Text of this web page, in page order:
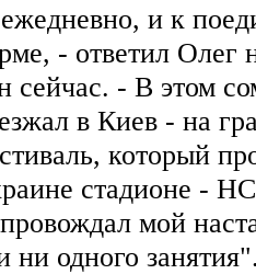
и к
- ответил Олег
сейчас. - В этом
в Киев - на
который
стадионе -
мой
ни одного